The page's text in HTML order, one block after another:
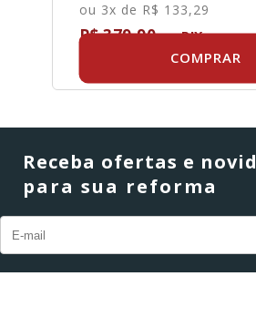
ou 3x de R$ 133,29
R$ 379,90no PIX
COMPRAR
Receba ofertas e
para sua reforma